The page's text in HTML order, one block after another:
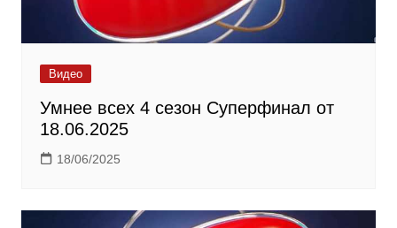
Видео
Умнее всех 4 сезон Суперфинал от
18.06.2025
18/06/2025